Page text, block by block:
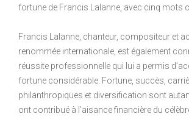
fortune de Francis Lalanne, avec cinq mots
Francis Lalanne, chanteur, compositeur et
renommée internationale, est également
réussite professionnelle qui lui a permis
fortune considérable. Fortune, succès,
philanthropiques et diversification sont
ont contribué à l’aisance financière du